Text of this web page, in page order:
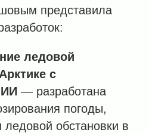
представила
ледовой
с
— разработана
погоды,
ледовой обстановки в